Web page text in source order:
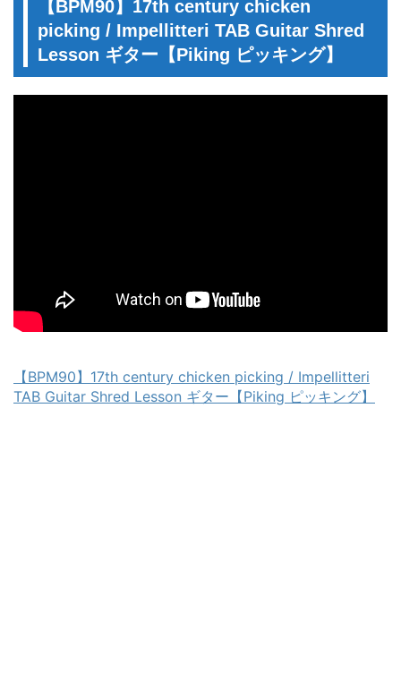
【BPM90】17th century chicken
picking / Impellitteri TAB Guitar Shred
Lesson ギター【Piking ピッキング】
【BPM90】17th century chicken picking / Impellitteri
TAB Guitar Shred Lesson ギター【Piking ピッキング】